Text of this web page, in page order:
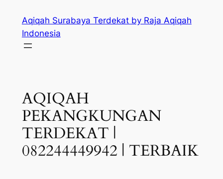
content
Aqiqah Surabaya Terdekat by Raja Aqiqah
Indonesia
AQIQAH
PEKANGKUNGAN
TERDEKAT |
082244449942 | TERBAIK